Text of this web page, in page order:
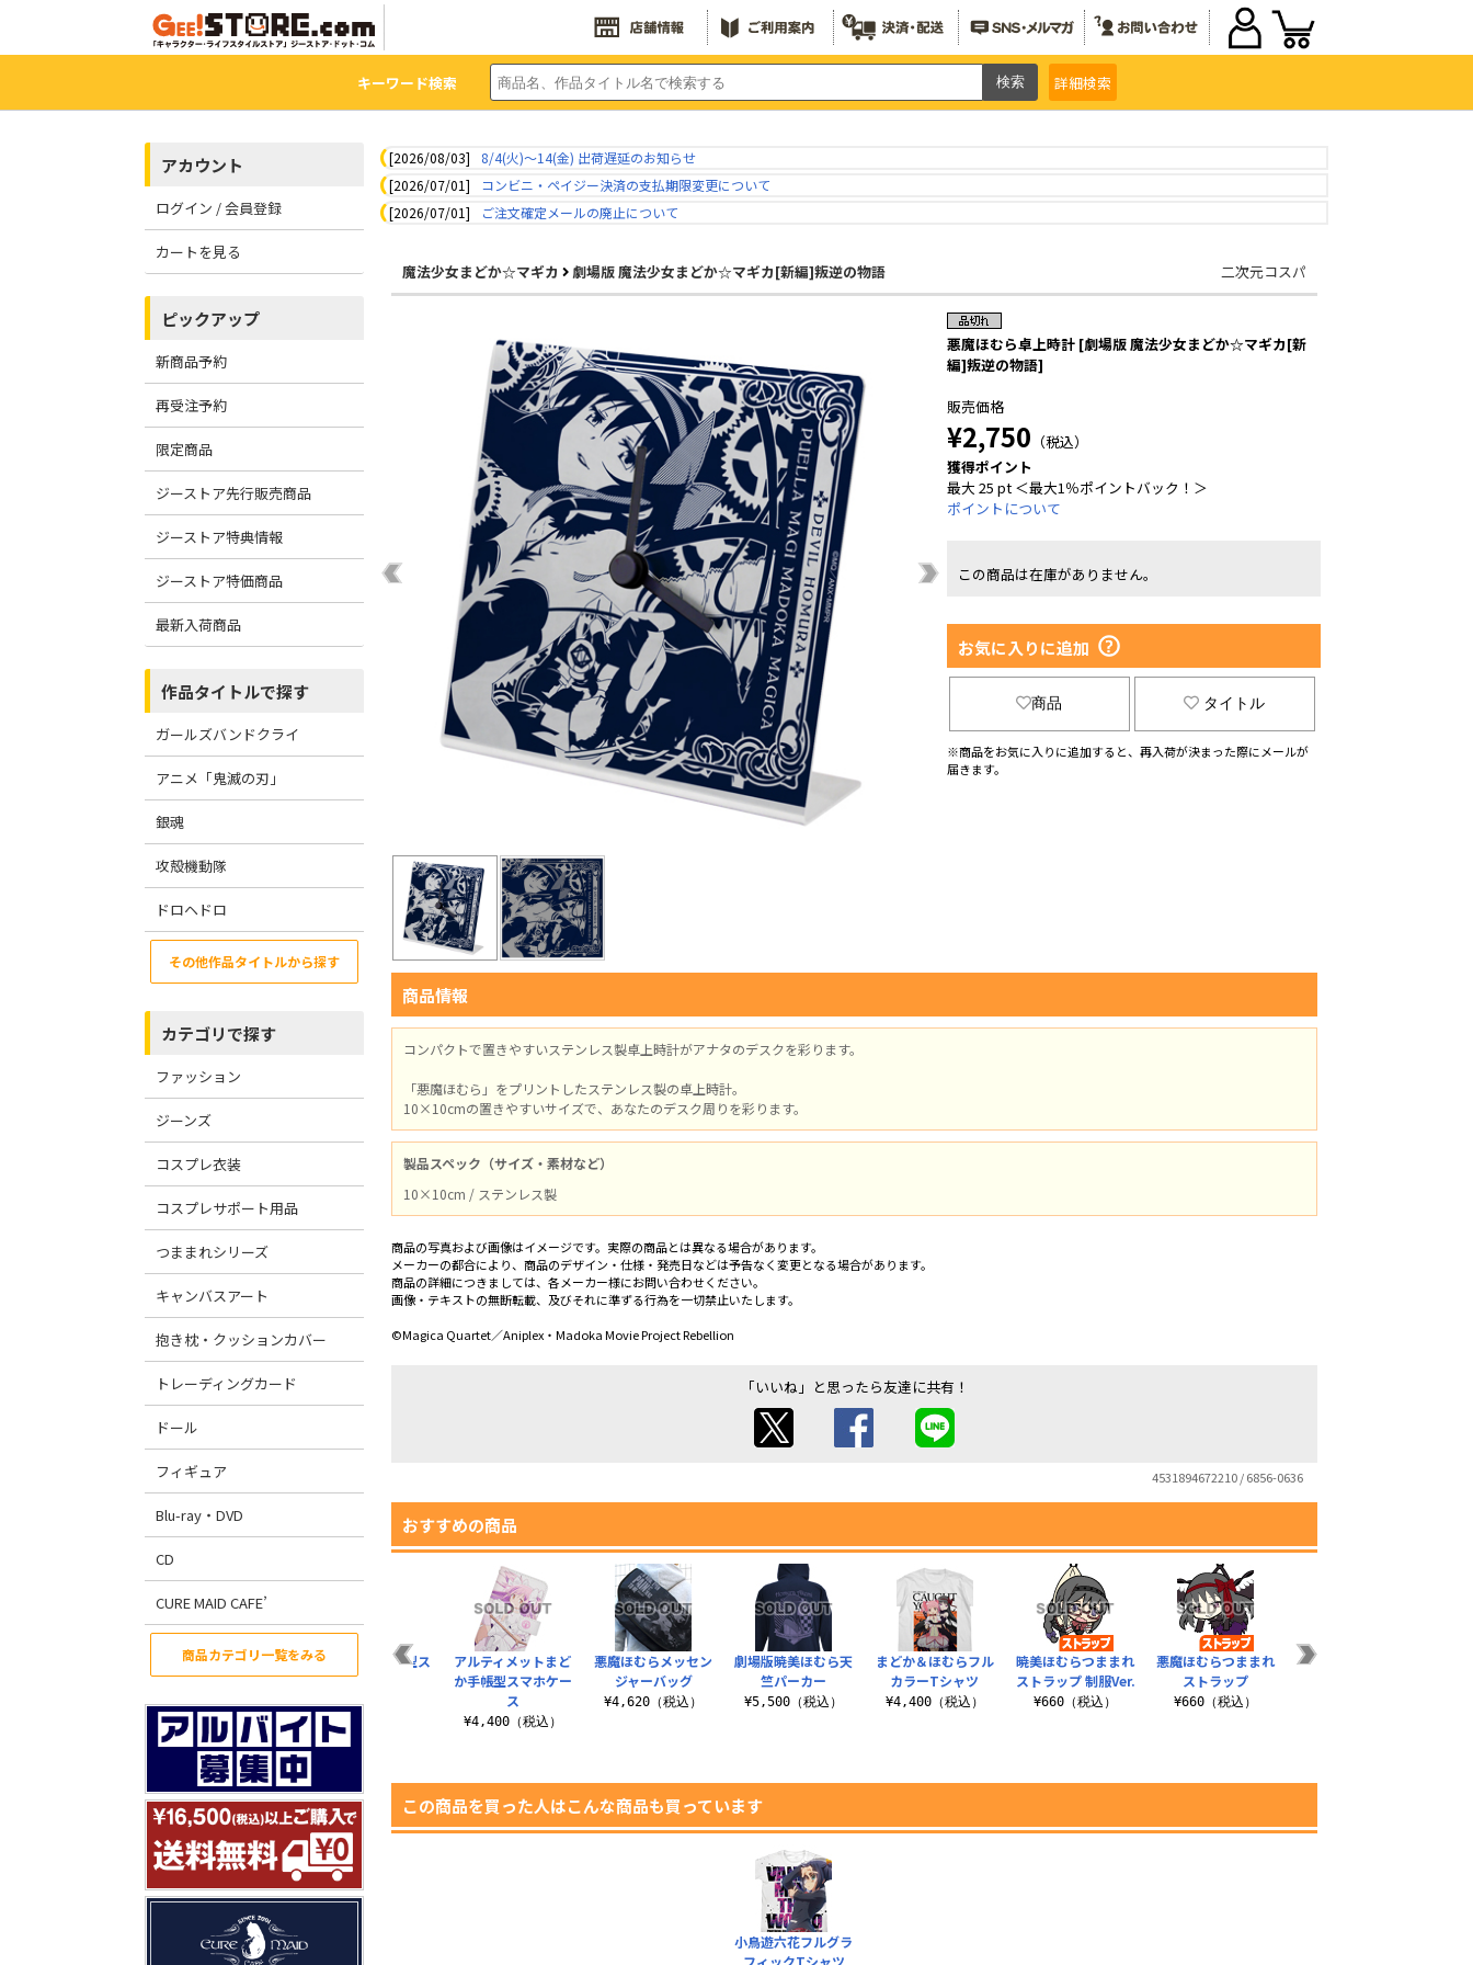
キーワード検索 詳細検索
アカウント
ログイン / 会員登録
カートを見る
ピックアップ
新商品予約
再受注予約
限定商品
ジーストア先行販売商品
ジーストア特典情報
ジーストア特価商品
最新入荷商品
作品タイトルで探す
ガールズバンドクライ
アニメ「鬼滅の刃」
銀魂
攻殻機動隊
ドロヘドロ
その他作品タイトルから探す
カテゴリで探す
ファッション
ジーンズ
コスプレ衣装
コスプレサポート用品
つままれシリーズ
キャンバスアート
抱き枕・クッションカバー
トレーディングカード
ドール
フィギュア
Blu-ray・DVD
CD
CURE MAID CAFE’
商品カテゴリ一覧をみる
[2026/08/03]
8/4(火)～14(金) 出荷遅延のお知らせ
[2026/07/01]
コンビニ・ペイジー決済の支払期限変更について
[2026/07/01]
ご注文確定メールの廃止について
魔法少女まどか☆マギカ 劇場版 魔法少女まどか☆マギカ[新編]叛逆の物語 二次元コスパ
悪魔ほむら卓上時計 [劇場版 魔法少女まどか☆マギカ[新
編]叛逆の物語]
販売価格
¥2,750 （税込）
獲得ポイント
最大 25 pt ＜最大1％ポイントバック！＞
ポイントについて
この商品は在庫がありません。
お気に入りに追加
商品 タイトル
※商品をお気に入りに追加すると、再入荷が決まった際にメールが
届きます。
商品情報
コンパクトで置きやすいステンレス製卓上時計がアナタのデスクを彩ります。
「悪魔ほむら」をプリントしたステンレス製の卓上時計。
10×10cmの置きやすいサイズで、あなたのデスク周りを彩ります。
製品スペック（サイズ・素材など）
10×10cm / ステンレス製
商品の写真および画像はイメージです。実際の商品とは異なる場合があります。
メーカーの都合により、商品のデザイン・仕様・発売日などは予告なく変更となる場合があります。
商品の詳細につきましては、各メーカー様にお問い合わせください。
画像・テキストの無断転載、及びそれに準ずる行為を一切禁止いたします。
©Magica Quartet／Aniplex・Madoka Movie Project Rebellion
「いいね」と思ったら友達に共有！
4531894672210 / 6856-0636
おすすめの商品
劇場版暁美ほむら天
竺パーカー
¥5,500（税込）
まどか＆ほむらフル
カラーTシャツ
¥4,400（税込）
暁美ほむらつままれ
ストラップ 制服Ver.
¥660（税込）
悪魔ほむらつままれ
ストラップ
¥660（税込）
悪魔ほむらジーンズ
悪魔ほむらネクタイ
悪魔ほむら手帳型ス
マホケース
¥4,400（税込）
アルティメットまど
か手帳型スマホケー
ス
¥4,400（税込）
悪魔ほむらメッセン
ジャーバッグ
¥4,620（税込）
この商品を買った人はこんな商品も買っています
小鳥遊六花フルグラ